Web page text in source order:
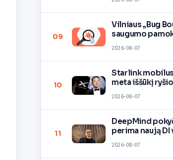
09
Vilniaus „Bug
saugumo
2026-08-07
10
Starlink
meta iššūkį
2026-08-07
11
DeepMind
perima naują DI
2026-08-07